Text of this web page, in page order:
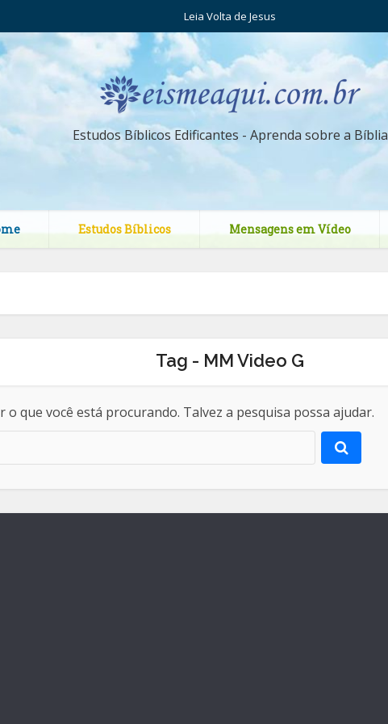
Leia Volta de Jesus
Estudos Bíblicos Edificantes - Aprenda sobre a Bíblia
Estudos Bíblicos Mensagens em Vídeo
Tag - MM Video G
que você está procurando. Talvez a pesquisa possa ajudar.